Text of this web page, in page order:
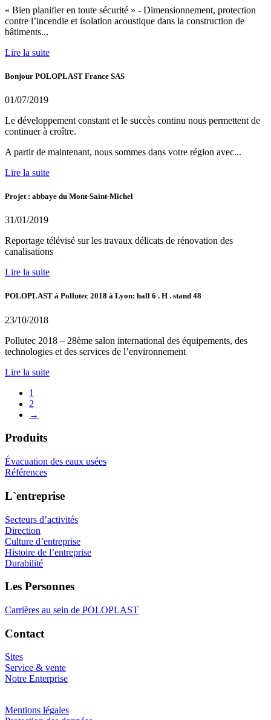
« Bien planifier en toute sécurité » - Dimensionnement, protection
contre l’incendie et isolation acoustique dans la construction de
bâtiments...
Lire la suite
Bonjour POLOPLAST France SAS
01/07/2019
Le développement constant et le succès continu nous permettent de
continuer à croître.
A partir de maintenant, nous sommes dans votre région avec...
Lire la suite
Projet : abbaye du Mont-Saint-Michel
31/01/2019
Reportage télévisé sur les travaux délicats de rénovation des
canalisations
Lire la suite
POLOPLAST à Pollutec 2018 à Lyon: hall 6 . H . stand 48
23/10/2018
Pollutec 2018 – 28ème salon international des équipements, des
technologies et des services de l’environnement
Lire la suite
1
2
→
Produits
Évacuation des eaux usées
Références
L`entreprise
Secteurs d’activités
Direction
Culture d’entreprise
Histoire de l’entreprise
Durabilité
Les Personnes
Carrières au sein de POLOPLAST
Contact
Sites
Service & vente
Notre Enterprise
Mentions légales